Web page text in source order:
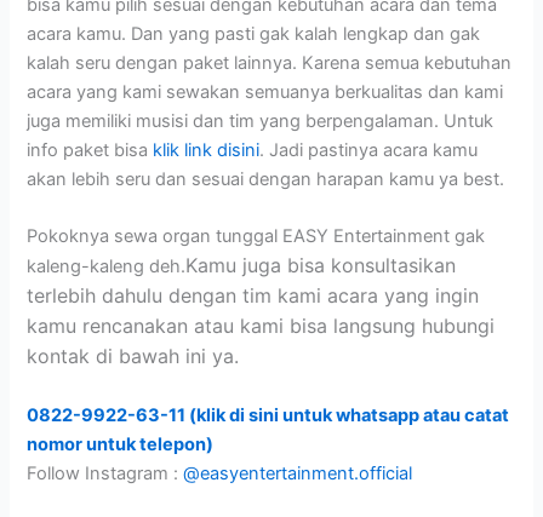
bisa kamu pilih sesuai dengan kebutuhan acara dan tema
acara kamu. Dan yang pasti gak kalah lengkap dan gak
kalah seru dengan paket lainnya. Karena semua kebutuhan
acara yang kami sewakan semuanya berkualitas dan kami
juga memiliki musisi dan tim yang berpengalaman. Untuk
info paket bisa klik link disini. Jadi pastinya acara kamu
akan lebih seru dan sesuai dengan harapan kamu ya best.
Pokoknya sewa organ tunggal EASY Entertainment gak
kaleng-kaleng deh.Kamu juga bisa konsultasikan
terlebih dahulu dengan tim kami acara yang ingin
kamu rencanakan atau kami bisa langsung hubungi
kontak di bawah ini ya.
0822-9922-63-11 (klik di sini untuk whatsapp atau catat
nomor untuk telepon)
Follow Instagram :@easyentertainment.official